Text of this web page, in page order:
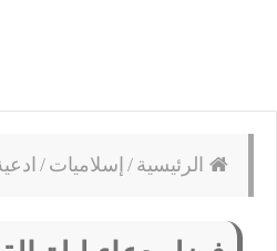
الرئيسية / إسلاميات /